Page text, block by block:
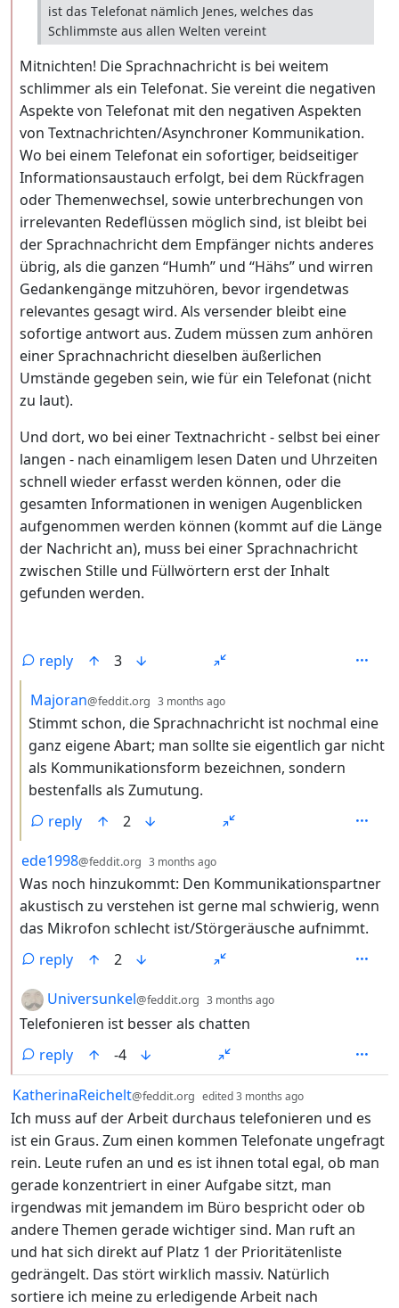
ist das Telefonat nämlich Jenes, welches das
Schlimmste aus allen Welten vereint
Mitnichten! Die Sprachnachricht is bei weitem
schlimmer als ein Telefonat. Sie vereint die negativen
Aspekte von Telefonat mit den negativen Aspekten
von Textnachrichten/Asynchroner Kommunikation.
Wo bei einem Telefonat ein sofortiger, beidseitiger
Informationsaustauch erfolgt, bei dem Rückfragen
oder Themenwechsel, sowie unterbrechungen von
irrelevanten Redeflüssen möglich sind, ist bleibt bei
der Sprachnachricht dem Empfänger nichts anderes
übrig, als die ganzen “Humh” und “Hähs” und wirren
Gedankengänge mitzuhören, bevor irgendetwas
relevantes gesagt wird. Als versender bleibt eine
sofortige antwort aus. Zudem müssen zum anhören
einer Sprachnachricht dieselben äußerlichen
Umstände gegeben sein, wie für ein Telefonat (nicht
zu laut).
Und dort, wo bei einer Textnachricht - selbst bei einer
langen - nach einamligem lesen Daten und Uhrzeiten
schnell wieder erfasst werden können, oder die
gesamten Informationen in wenigen Augenblicken
aufgenommen werden können (kommt auf die Länge
der Nachricht an), muss bei einer Sprachnachricht
zwischen Stille und Füllwörtern erst der Inhalt
gefunden werden.
reply
3
by
Majoran@feddit.org 3 months ago
Stimmt schon, die Sprachnachricht ist nochmal eine
ganz eigene Abart; man sollte sie eigentlich gar nicht
als Kommunikationsform bezeichnen, sondern
bestenfalls als Zumutung.
reply
2
by
ede1998@feddit.org 3 months ago
Was noch hinzukommt: Den Kommunikationspartner
akustisch zu verstehen ist gerne mal schwierig, wenn
das Mikrofon schlecht ist/Störgeräusche aufnimmt.
reply
2
by
Universunkel@feddit.org 3 months ago
Telefonieren ist besser als chatten
reply
-4
by
KatherinaReichelt@feddit.org edited3 months ago
Ich muss auf der Arbeit durchaus telefonieren und es
ist ein Graus. Zum einen kommen Telefonate ungefragt
rein. Leute rufen an und es ist ihnen total egal, ob man
gerade konzentriert in einer Aufgabe sitzt, man
irgendwas mit jemandem im Büro bespricht oder ob
andere Themen gerade wichtiger sind. Man ruft an
und hat sich direkt auf Platz 1 der Prioritätenliste
gedrängelt. Das stört wirklich massiv. Natürlich
sortiere ich meine zu erledigende Arbeit nach